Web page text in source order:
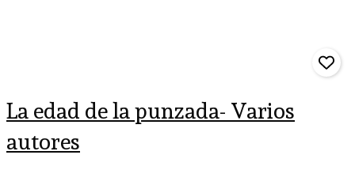
La edad de la punzada- Varios
autores